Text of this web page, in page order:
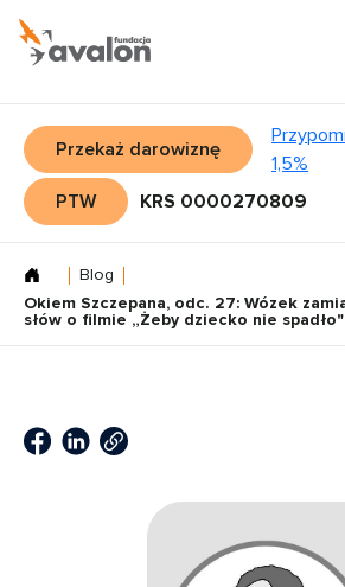
Przekaż darowiznę
1,5%
PTW
KRS 0000270809
Blog
Okiem Szczepana, odc. 27: Wózek
słów o filmie „Żeby dziecko nie spadło"